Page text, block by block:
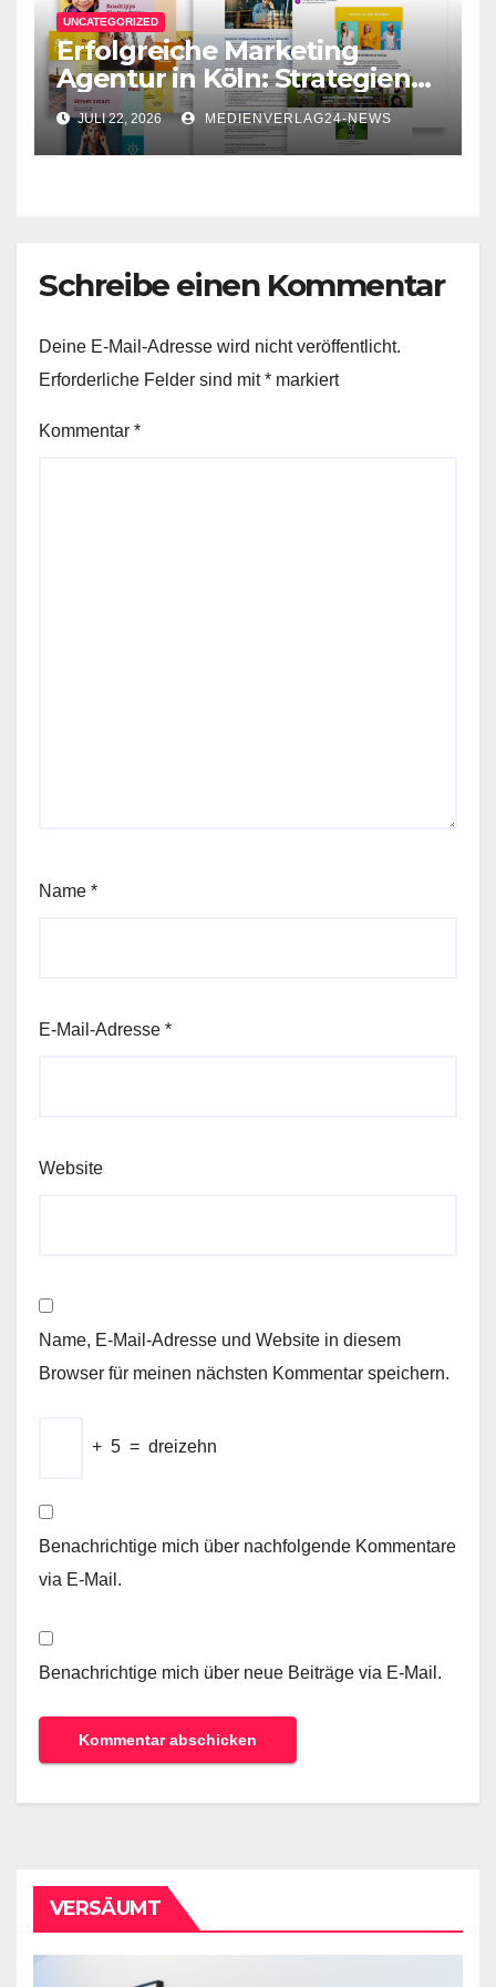
UNCATEGORIZED
Erfolgreiche Marketing
Agentur in Köln: Strategien
für Ihr Unternehmen
JULI 22, 2026 MEDIENVERLAG24-NEWS
Schreibe einen Kommentar
Deine E-Mail-Adresse wird nicht veröffentlicht.
Erforderliche Felder sind mit* markiert
Kommentar *
Name *
E-Mail-Adresse *
Website
Name, E-Mail-Adresse und Website in diesem
Browser für meinen nächsten Kommentar speichern.
+ 5 = dreizehn
Benachrichtige mich über nachfolgende Kommentare
via E-Mail.
Benachrichtige mich über neue Beiträge via E-Mail.
VERSÄUMT